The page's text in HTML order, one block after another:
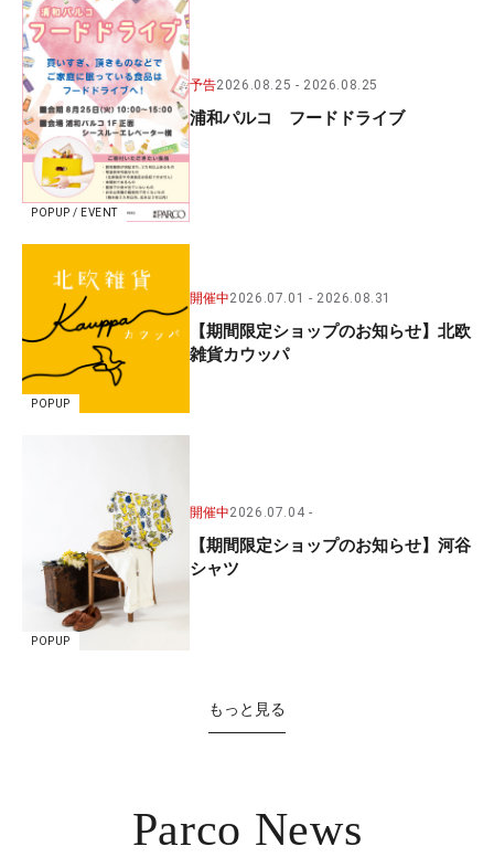
POPUP / EVENT
予告2026.08.25 2026.08.25
浦和パルコ フードドライブ
POPUP
開催中2026.07.01 2026.08.31
【期間限定ショップのお知らせ】北欧
雑貨カウッパ
POPUP
開催中2026.07.04
【期間限定ショップのお知らせ】河谷
シャツ
もっと見る
Parco News